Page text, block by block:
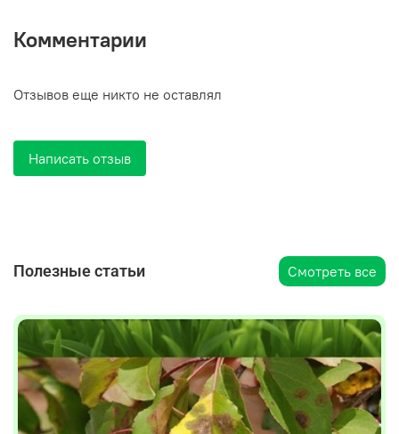
Комментарии
Отзывов еще никто не оставлял
Написать отзыв
Полезные статьи Смотреть все